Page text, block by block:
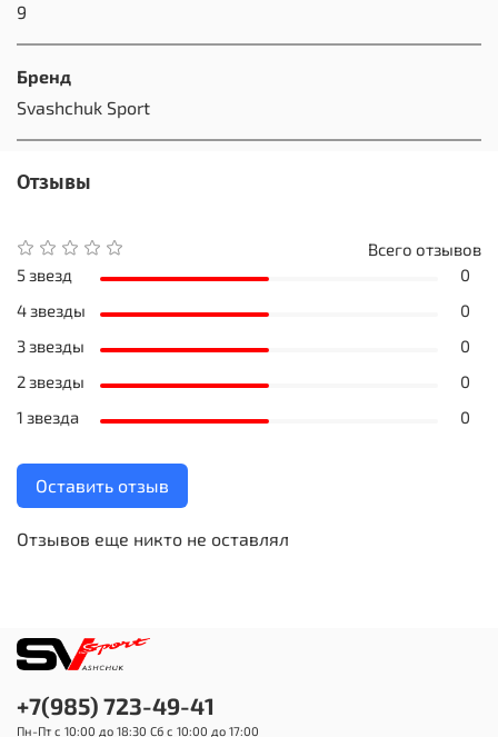
9
Бренд
Svashchuk Sport
Отзывы
Отзывов еще никто не оставлял
Всего отзывов
5 звезд
0
4 звезды
0
3 звезды
0
2 звезды
0
1 звезда
0
Оставить отзыв
+7(985) 723-49-41
Пн-Пт с 10:00 до 18:30 Сб с 10:00 до 17:00